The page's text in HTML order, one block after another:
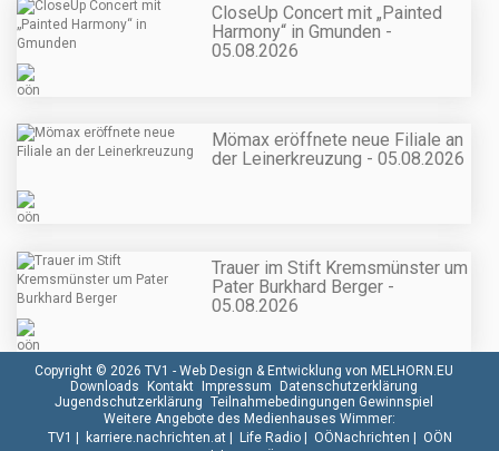
CloseUp Concert mit „Painted
Harmony“ in Gmunden -
05.08.2026
Mömax eröffnete neue Filiale an
der Leinerkreuzung - 05.08.2026
Trauer im Stift Kremsmünster um
Pater Burkhard Berger -
05.08.2026
Copyright © 2026 TV1 - Web Design & Entwicklung von MELHORN.EU
Downloads Kontakt Impressum Datenschutzerklärung
Jugendschutzerklärung Teilnahmebedingungen Gewinnspiel
Weitere Angebote des Medienhauses Wimmer:
TV1 | karriere.nachrichten.at| Life Radio| OÖNachrichten | OÖN